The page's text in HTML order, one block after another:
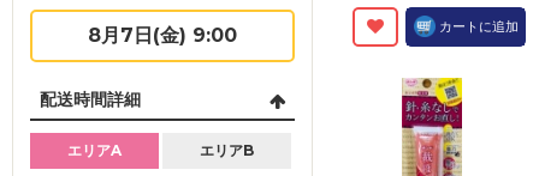
8月7日(金) 9:00
配送時間詳細
エリアA エリアB
カートに追加